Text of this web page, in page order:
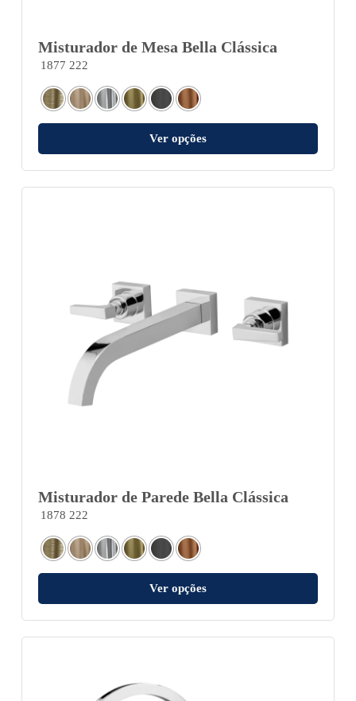
Misturador de Mesa Bella Clássica
1877 222
Ver opções
Misturador de Parede Bella Clássica
1878 222
Ver opções